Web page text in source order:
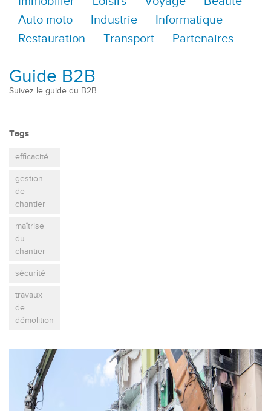
Auto moto
Industrie
Informatique
Restauration
Transport Partenaires
Guide B2B
Suivez le guide du B2B
Tags
efficacité
gestion
de
chantier
maîtrise
du
chantier
sécurité
travaux
de
démolition